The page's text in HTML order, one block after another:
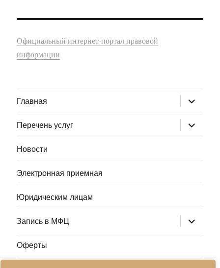
Официальный интернет-портал правовой
информации
Главная раскрыть
дочернее
меню
Перечень услуг
раскрыть
дочернее
меню
Новости
Электронная приемная
Юридическим лицам
Запись в МФЦ раскрыть
дочернее
меню
Оферты